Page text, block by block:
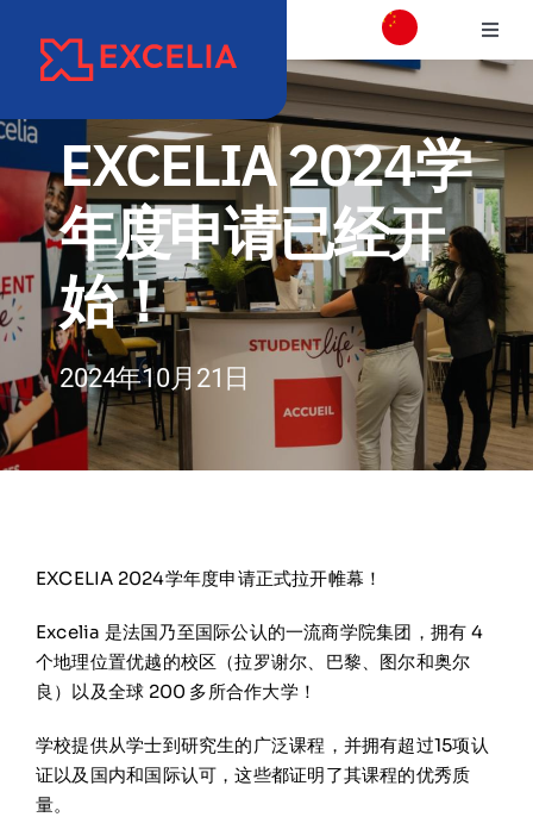
切
换
导
航
校区介绍
学院
项目专业介绍
国际交流合作
学校新闻
EXCELIA 2024学
年度申请已经开
始！
2024年10月21日
EXCELIA 2024学年度申请正式拉开帷幕！
Excelia 是法国乃至国际公认的一流商学院集团，拥有 4
个地理位置优越的校区（拉罗谢尔、巴黎、图尔和奥尔
良）以及全球 200 多所合作大学！
学校提供从学士到研究生的广泛课程，并拥有超过15项认
证以及国内和国际认可，这些都证明了其课程的优秀质
量。